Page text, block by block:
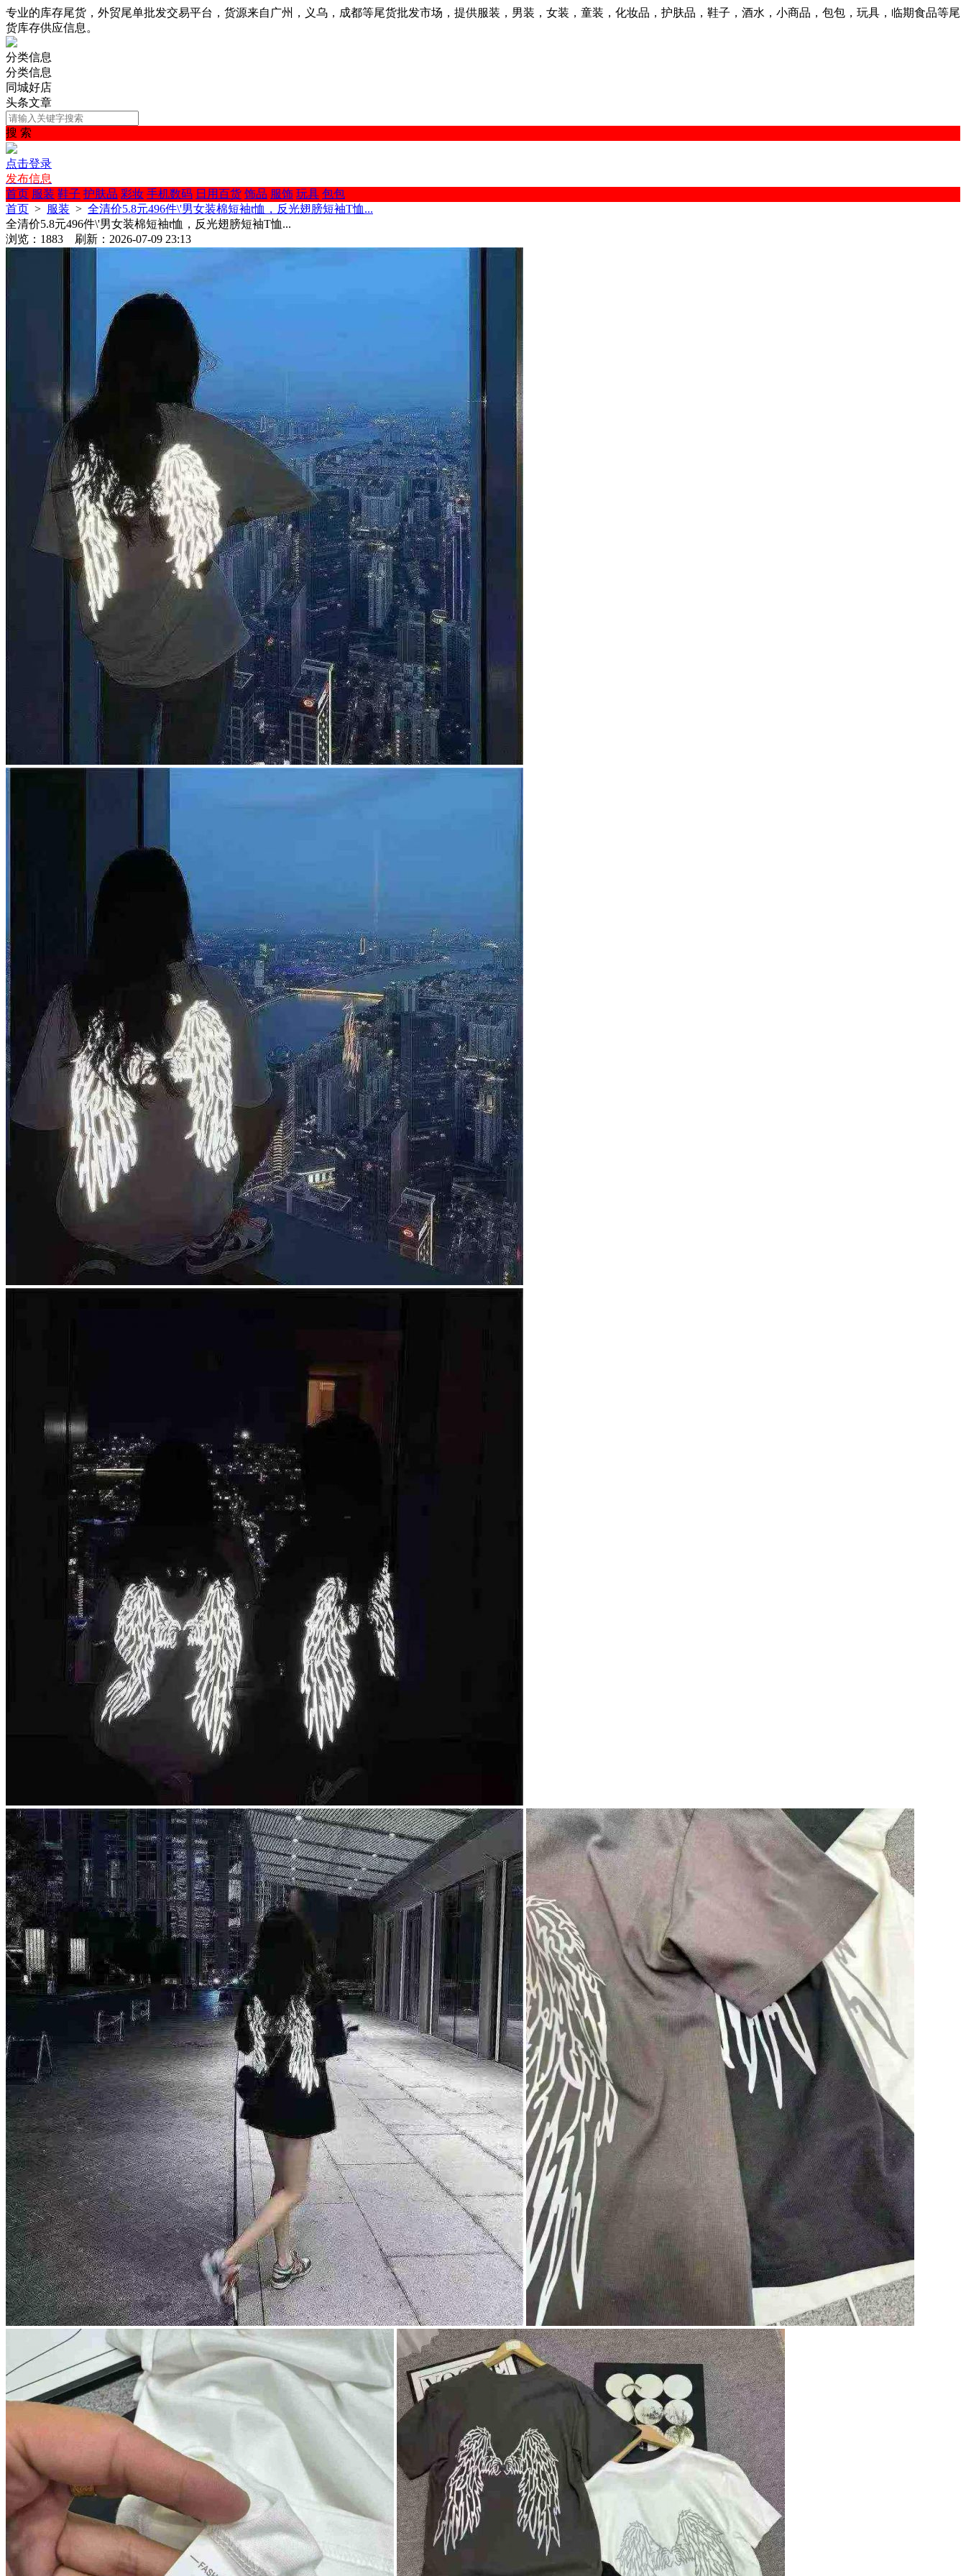
专业的库存尾货，外贸尾单批发交易平台，货源来自广州，义乌，成都等尾货批发市场，提供服装，男装，女装，童装，化妆品，护肤品，鞋子，酒水，小商品，包包，玩具，临期食品等尾
货库存供应信息。
分类信息
分类信息
同城好店
头条文章
搜 索
点击登录
发布信息
首页 服装 鞋子 护肤品 彩妆 手机数码 日用百货 饰品 服饰 玩具 包包
首页 > 服装 > 全清价5.8元496件\'男女装棉短袖t恤，反光翅膀短袖T恤...
全清价5.8元496件\'男女装棉短袖t恤，反光翅膀短袖T恤...
浏览：1883 刷新：2026-07-09 23:13